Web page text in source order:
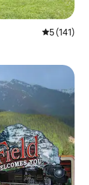
Средна
5 (141)